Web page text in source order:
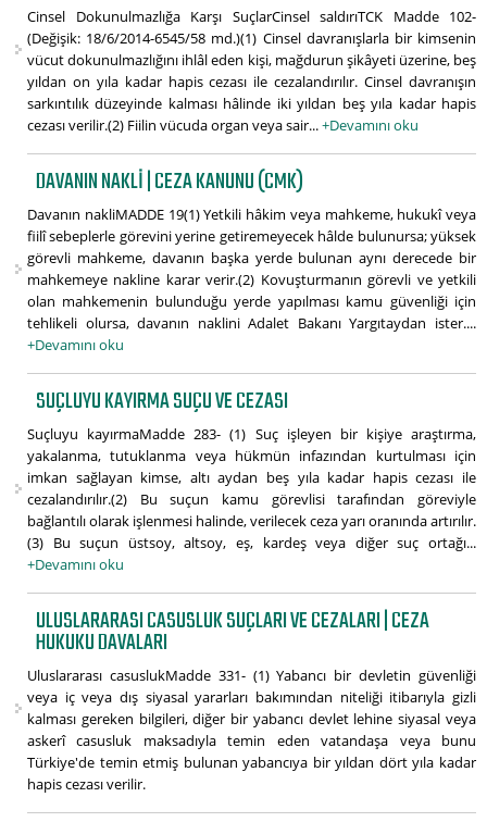
Cinsel Dokunulmazlığa Karşı SuçlarCinsel saldırıTCK Madde 102-
(Değişik: 18/6/2014-6545/58 md.)(1) Cinsel davranışlarla bir kimsenin
vücut dokunulmazlığını ihlâl eden kişi, mağdurun şikâyeti üzerine, beş
yıldan on yıla kadar hapis cezası ile cezalandırılır. Cinsel davranışın
sarkıntılık düzeyinde kalması hâlinde iki yıldan beş yıla kadar hapis
cezası verilir.(2) Fiilin vücuda organ veya sair...+Devamını oku
DAVANIN NAKLI | CEZA KANUNU (CMK)
Davanın nakliMADDE 19(1) Yetkili hâkim veya mahkeme, hukukî veya
fiilî sebeplerle görevini yerine getiremeyecek hâlde bulunursa; yüksek
görevli mahkeme, davanın başka yerde bulunan aynı derecede bir
mahkemeye nakline karar verir.(2) Kovuşturmanın görevli ve yetkili
olan mahkemenin bulunduğu yerde yapılması kamu güvenliği için
tehlikeli olursa, davanın naklini Adalet Bakanı Yargıtaydan ister....
+Devamını oku
SUÇLUYU KAYIRMA SUÇU VE CEZASI
Suçluyu kayırmaMadde 283- (1) Suç işleyen bir kişiye araştırma,
yakalanma, tutuklanma veya hükmün infazından kurtulması için
imkan sağlayan kimse, altı aydan beş yıla kadar hapis cezası ile
cezalandırılır.(2) Bu suçun kamu görevlisi tarafından göreviyle
bağlantılı olarak işlenmesi halinde, verilecek ceza yarı oranında artırılır.
(3) Bu suçun üstsoy, altsoy, eş, kardeş veya diğer suç ortağı...
+Devamını oku
ULUSLARARASI CASUSLUK SUÇLARI VE CEZALARI | CEZA
HUKUKU DAVALARI
Uluslararası casuslukMadde 331- (1) Yabancı bir devletin güvenliği
veya iç veya dış siyasal yararları bakımından niteliği itibarıyla gizli
kalması gereken bilgileri, diğer bir yabancı devlet lehine siyasal veya
askerî casusluk maksadıyla temin eden vatandaşa veya bunu
Türkiye'de temin etmiş bulunan yabancıya bir yıldan dört yıla kadar
hapis cezası verilir.